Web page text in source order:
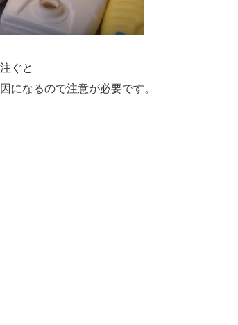
ぐと
になるので注意が必要です。